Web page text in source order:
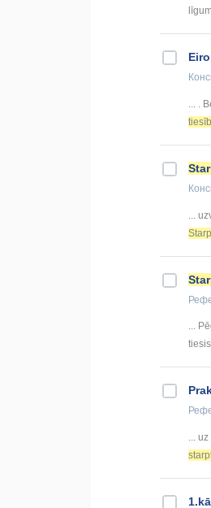
... .
...
...
... uz